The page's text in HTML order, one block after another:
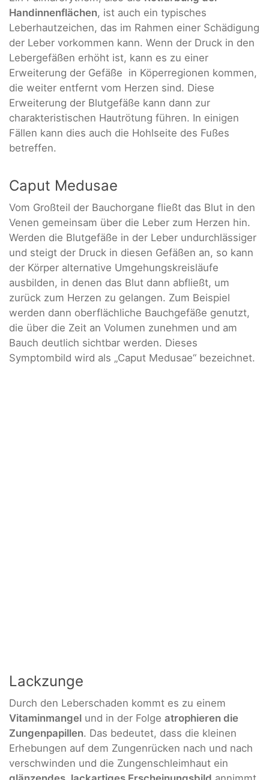
Handinnenflächen, ist auch ein typisches
Leberhautzeichen, das im Rahmen einer Schädigung
der Leber vorkommen kann. Wenn der Druck in den
Lebergefäßen erhöht ist, kann es zu einer
Erweiterung der Gefäße in Köperregionen kommen,
die weiter entfernt vom Herzen sind. Diese
Erweiterung der Blutgefäße kann dann zur
charakteristischen Hautrötung führen. In einigen
Fällen kann dies auch die Hohlseite des Fußes
betreffen.
Caput Medusae
Vom Großteil der Bauchorgane fließt das Blut in den
Venen gemeinsam über die Leber zum Herzen hin.
Werden die Blutgefäße in der Leber undurchlässiger
und steigt der Druck in diesen Gefäßen an, so kann
der Körper alternative Umgehungskreisläufe
ausbilden, in denen das Blut dann abfließt, um
zurück zum Herzen zu gelangen. Zum Beispiel
werden dann oberflächliche Bauchgefäße genutzt,
die über die Zeit an Volumen zunehmen und am
Bauch deutlich sichtbar werden. Dieses
Symptombild wird als „Caput Medusae“ bezeichnet.
Lackzunge
Durch den Leberschaden kommt es zu einem
Vitaminmangel und in der Folge atrophieren die
Zungenpapillen. Das bedeutet, dass die kleinen
Erhebungen auf dem Zungenrücken nach und nach
verschwinden und die Zungenschleimhaut ein